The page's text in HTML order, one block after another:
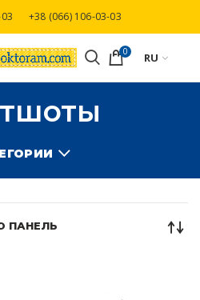
+38 (066) 106-03-03
0 RU
ПАНЕЛЬ
при заказе от 3000 грн